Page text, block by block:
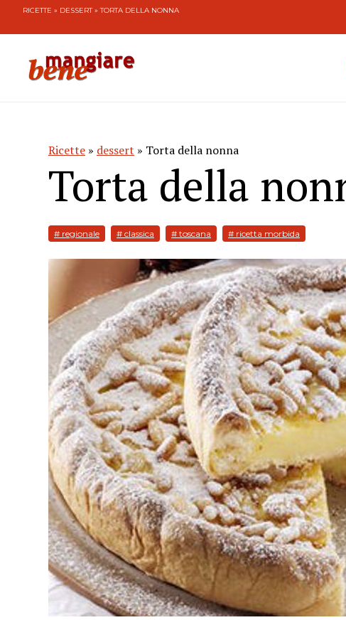
RICETTE » DESSERT» TORTA DELLA NONNA
Ricette » dessert » Torta della nonna
Torta della
# regionale # classica # toscana # ricetta morbida